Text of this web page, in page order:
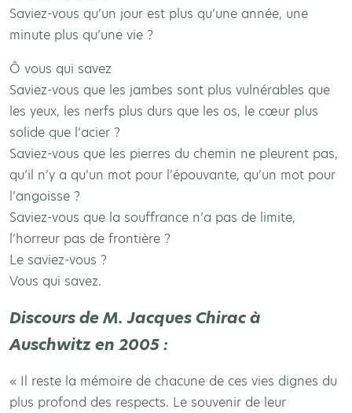
Saviez-vous qu’un jour est plus qu’une année, une
minute plus qu’une vie ?
Ô vous qui savez
Saviez-vous que les jambes sont plus vulnérables que
les yeux, les nerfs plus durs que les os, le cœur plus
solide que l’acier ?
Saviez-vous que les pierres du chemin ne pleurent pas,
qu’il n’y a qu’un mot pour l’épouvante, qu’un mot pour
l’angoisse ?
Saviez-vous que la souffrance n’a pas de limite,
l’horreur pas de frontière ?
Le saviez-vous ?
Vous qui savez.
Discours de M. Jacques Chirac à
Auschwitz en 2005 :
« Il reste la mémoire de chacune de ces vies dignes du
plus profond des respects. Le souvenir de leur